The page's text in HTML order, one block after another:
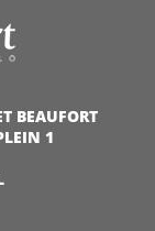
BEAUFORT
1